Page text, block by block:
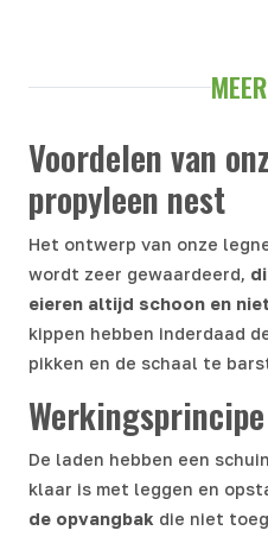
Voordelen van
propyleen nest
Het ontwerp van onze
wordt zeer gewaardeerd,
eieren altijd schoon en
kippen hebben inderdaad
pikken en de schaal te
Werkingsprincipe
De laden hebben een
klaar is met leggen en
de opvangbak die niet